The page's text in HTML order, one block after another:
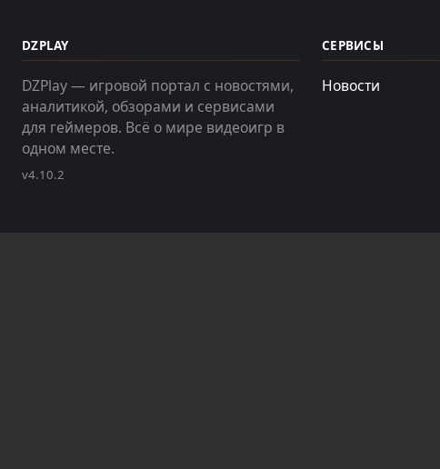
DZPLAY
DZPlay — игровой портал с новостями,
аналитикой, обзорами и сервисами
для геймеров. Всё о мире видеоигр в
одном месте.
v4.10.2
СЕРВИСЫ
Новости